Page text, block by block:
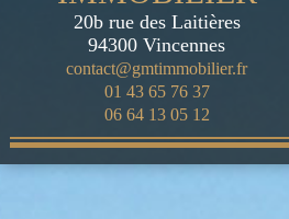
20b rue des Laitières
94300 Vincennes
contact@gmtimmobilier.fr
01 43 65 76 37
06 64 13 05 12